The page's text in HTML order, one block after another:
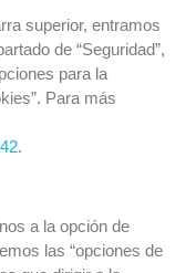
superior, entramos
de “Seguridad”,
para la
Para más
.
a la opción de
las “opciones de